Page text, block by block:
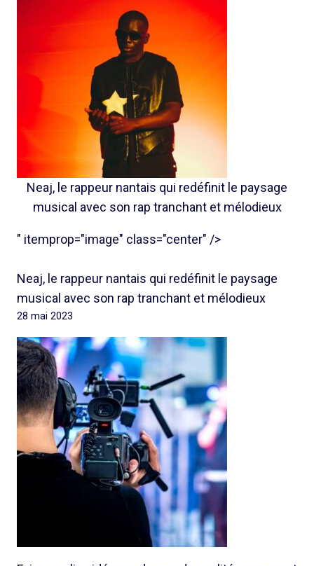
Neaj, le rappeur nantais qui redéfinit le paysage
musical avec son rap tranchant et mélodieux
" itemprop="image" class="center" />
Neaj, le rappeur nantais qui redéfinit le paysage
musical avec son rap tranchant et mélodieux
28 mai 2023